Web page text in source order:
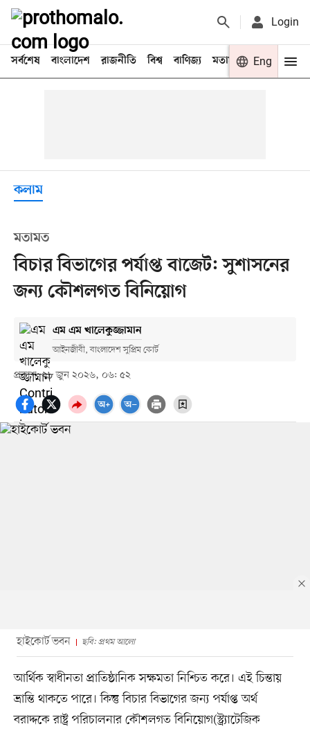
Login
সর্বশেষ বাংলাদেশ রাজনীতি বিশ্ব বাণিজ্য মতামত খেলা
Eng
কলাম
মতামত
বিচার বিভাগের পর্যাপ্ত বাজেট: সুশাসনের
জন্য কৌশলগত বিনিয়োগ
এম এম খালেকুজ্জামান
আইনজীবী, বাংলাদেশ সুপ্রিম কোর্ট
প্রকাশ: ২৮ জুন ২০২৬, ০৬: ৫২
হাইকোর্ট ভবন ছবি: প্রথম আলো
আর্থিক স্বাধীনতা প্রাতিষ্ঠানিক সক্ষমতা নিশ্চিত করে। এই চিন্তায়
ভ্রান্তি থাকতে পারে। কিন্তু বিচার বিভাগের জন্য পর্যাপ্ত অর্থ
বরাদ্দকে রাষ্ট্র পরিচালনার কৌশলগত বিনিয়োগ(স্ট্র্যাটেজিক